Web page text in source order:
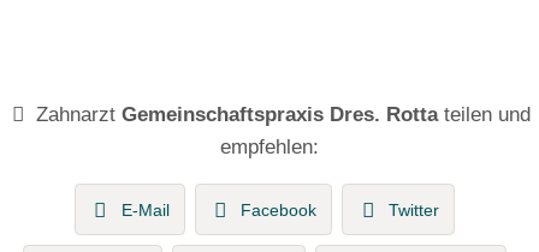
ZahnarztGemeinschaftspraxis Dres. Rottateilen und
empfehlen:
E-Mail Facebook Twitter